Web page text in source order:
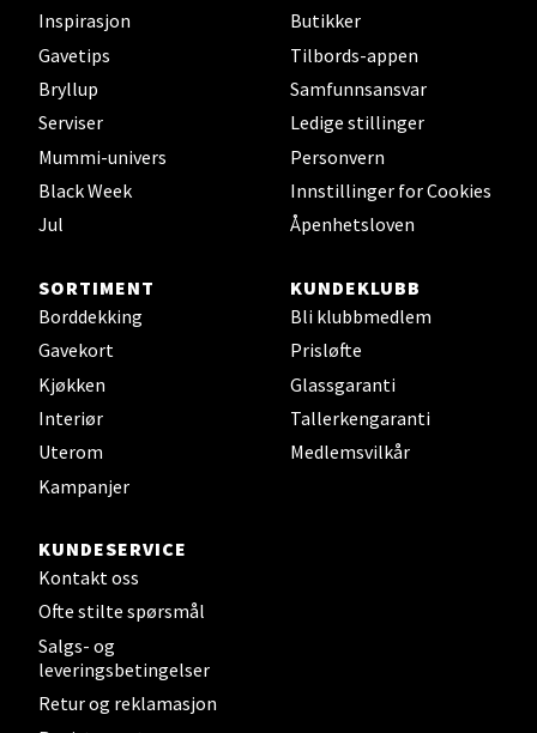
Inspirasjon
Gavetips
Bryllup
Serviser
Mummi-univers
Black Week
Jul
Butikker
Tilbords-appen
Samfunnsansvar
Ledige stillinger
Personvern
Innstillinger for Cookies
Åpenhetsloven
SORTIMENT
Borddekking
Gavekort
Kjøkken
Interiør
Uterom
Kampanjer
KUNDEKLUBB
Bli klubbmedlem
Prisløfte
Glassgaranti
Tallerkengaranti
Medlemsvilkår
KUNDESERVICE
Kontakt oss
Ofte stilte spørsmål
Salgs- og
leveringsbetingelser
Retur og reklamasjon
Steinkjer - Thon Senter Steinkjer
Sjøfartsgata 2, 7714 Steinkjer
Leirvik - Stord
0 i butikk